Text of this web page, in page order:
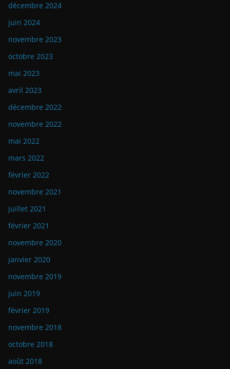
décembre 2024
juin 2024
novembre 2023
octobre 2023
mai 2023
avril 2023
décembre 2022
novembre 2022
mai 2022
mars 2022
février 2022
novembre 2021
juillet 2021
février 2021
novembre 2020
janvier 2020
novembre 2019
juin 2019
février 2019
novembre 2018
octobre 2018
août 2018